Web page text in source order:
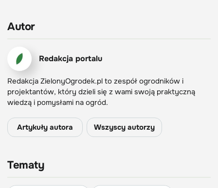
Autor
Redakcja portalu
Redakcja ZielonyOgrodek.pl to zespół ogrodników i
projektantów, który dzieli się z wami swoją praktyczną
wiedzą i pomysłami na ogród.
Artykuły autora Wszyscy autorzy
Tematy